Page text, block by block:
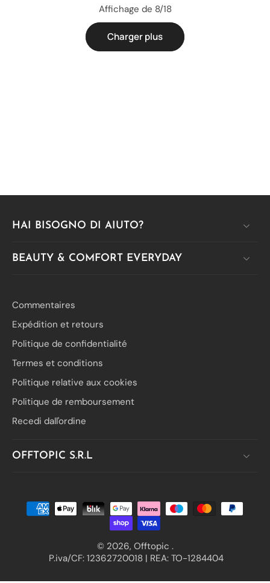
Affichage de 8/18
Charger plus
HAI BISOGNO DI AIUTO?
BEAUTY & COMFORT EVERYDAY
Commentaires
Expédition et retours
Politique de confidentialité
Termes et conditions
Politique relative aux cookies
Politique de remboursement
Recedi dall'ordine
OFFTOPIC S.R.L
© 2026, Offtopic .
P.iva/CF: 12362720018 | REA: TO-1284404